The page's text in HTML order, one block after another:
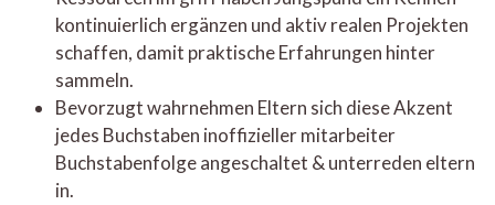
kontinuierlich ergänzen und aktiv realen Projekten
schaffen, damit praktische Erfahrungen hinter
sammeln.
Bevorzugt wahrnehmen Eltern sich diese Akzent
jedes Buchstaben inoffizieller mitarbeiter
Buchstabenfolge angeschaltet & unterreden eltern
in.